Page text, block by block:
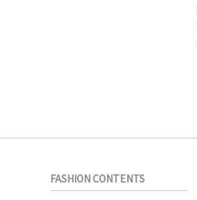
FASHION CONTENTS